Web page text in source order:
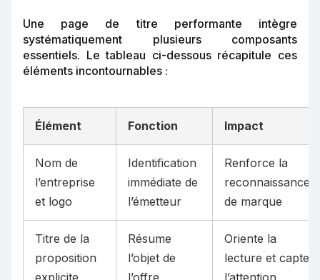
Une page de titre performante intègre
systématiquement plusieurs composants
essentiels. Le tableau ci-dessous récapitule ces
éléments incontournables :
Élément Fonction Impact
Nom de
l’entreprise
et logo
Identification
immédiate de
l’émetteur
Renforce la
reconnaissance
de marque
Titre de la
proposition
explicite
Résume
l’objet de
l’offre
Oriente la
lecture et capte
l’attention